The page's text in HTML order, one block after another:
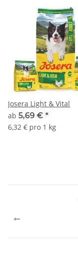
Josera Light & Vital
ab 5,69 € *
6,32 € pro 1 kg